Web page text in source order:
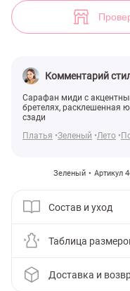
Комментарий
Сарафан миди с
бретелях, расклешенная
сзади
Платья Зеленый Лето
Зеленый Артикул
Состав и уход
Таблица
Доставка и
Зеленый сарафан миди с